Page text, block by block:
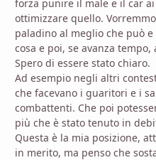
forza punire il male e il car
ottimizzare quello.
paladino al meglio che può
cosa e poi, se avanza
Spero di essere stato chiaro.
Ad esempio negli altri
che facevano i guaritori e i
combattenti. Che poi
più che è stato tenuto in
Questa è la mia posizione,
in merito, ma penso che